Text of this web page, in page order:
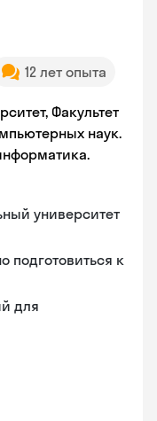
12 лет опыта
Факультет
наук.
университет
подготовиться к
для